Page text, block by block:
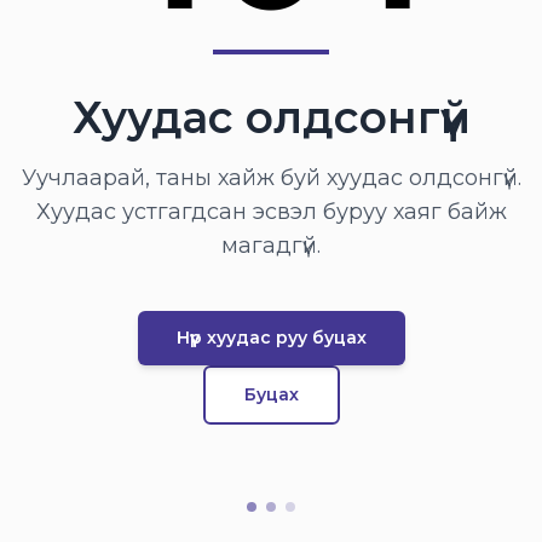
Хуудас олдсонгүй
Уучлаарай, таны хайж буй хуудас олдсонгүй.
Хуудас устгагдсан эсвэл буруу хаяг байж
магадгүй.
Нүүр хуудас руу буцах
Буцах